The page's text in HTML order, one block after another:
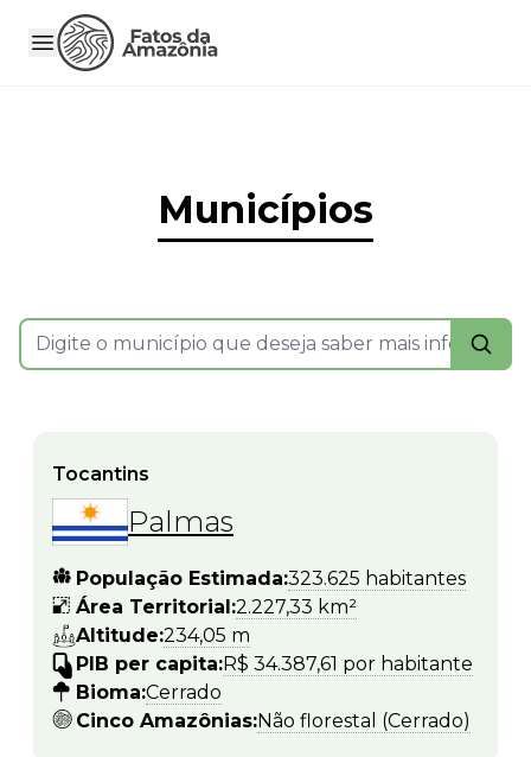
Municípios
Tocantins
Palmas
População Estimada:323.625 habitantes
Área Territorial:2.227,33 km²
Altitude:234,05 m
PIB per capita:R$ 34.387,61 por habitante
Bioma:Cerrado
Cinco Amazônias:Não florestal (Cerrado)